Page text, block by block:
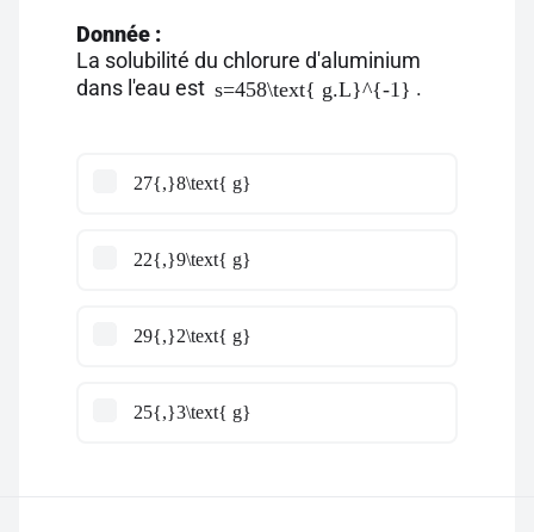
Donnée :
La solubilité du chlorure d'aluminium
dans l'eau est s=458\text{ g.L}^{-1} .
27{,}8\text{ g}
22{,}9\text{ g}
29{,}2\text{ g}
25{,}3\text{ g}